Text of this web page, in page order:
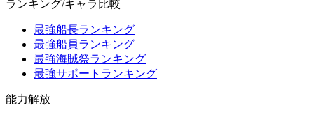
ランキング/キャラ比較
最強船長ランキング
最強船員ランキング
最強海賊祭ランキング
最強サポートランキング
能力解放